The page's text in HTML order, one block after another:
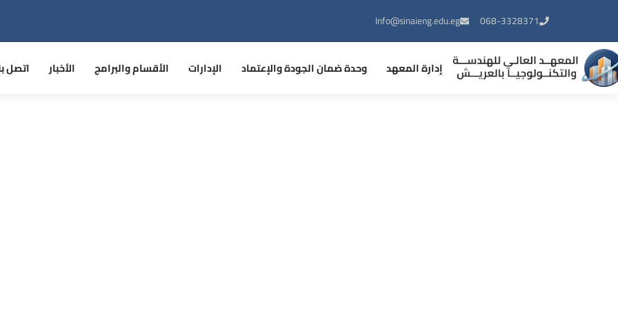
068-3328371
Info@sinaieng.edu.eg
إدارة المعهد وحدة ضمان الجودة والإعتماد الإدارات الأقسام والبرامج الأخبار اتصل